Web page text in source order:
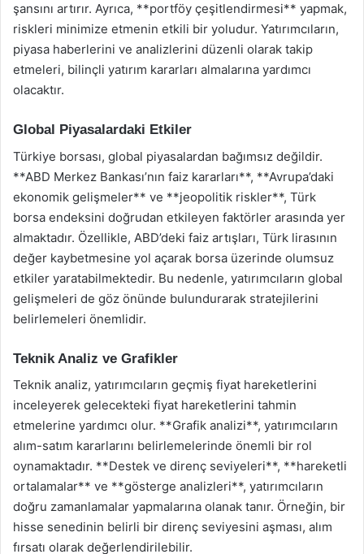
şansını artırır. Ayrıca, **portföy çeşitlendirmesi** yapmak,
riskleri minimize etmenin etkili bir yoludur. Yatırımcıların,
piyasa haberlerini ve analizlerini düzenli olarak takip
etmeleri, bilinçli yatırım kararları almalarına yardımcı
olacaktır.
Global Piyasalardaki Etkiler
Türkiye borsası, global piyasalardan bağımsız değildir.
**ABD Merkez Bankası’nın faiz kararları**, **Avrupa’daki
ekonomik gelişmeler** ve **jeopolitik riskler**, Türk
borsa endeksini doğrudan etkileyen faktörler arasında yer
almaktadır. Özellikle, ABD’deki faiz artışları, Türk lirasının
değer kaybetmesine yol açarak borsa üzerinde olumsuz
etkiler yaratabilmektedir. Bu nedenle, yatırımcıların global
gelişmeleri de göz önünde bulundurarak stratejilerini
belirlemeleri önemlidir.
Teknik Analiz ve Grafikler
Teknik analiz, yatırımcıların geçmiş fiyat hareketlerini
inceleyerek gelecekteki fiyat hareketlerini tahmin
etmelerine yardımcı olur. **Grafik analizi**, yatırımcıların
alım-satım kararlarını belirlemelerinde önemli bir rol
oynamaktadır. **Destek ve direnç seviyeleri**, **hareketli
ortalamalar** ve **gösterge analizleri**, yatırımcıların
doğru zamanlamalar yapmalarına olanak tanır. Örneğin, bir
hisse senedinin belirli bir direnç seviyesini aşması, alım
fırsatı olarak değerlendirilebilir.